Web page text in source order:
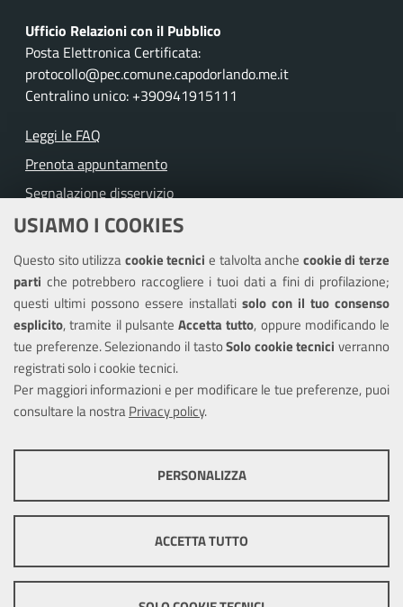
USIAMO I COOKIES
Questo sito utilizzacookie tecnicie talvolta anche cookie di terze
parti che potrebbero raccogliere i tuoi dati a fini di profilazione;
questi ultimi possono essere installati solo con il tuo consenso
esplicito, tramite il pulsante Accetta tutto, oppure modificando le
tue preferenze. Selezionando il tastoSolo cookie tecnici verranno
registrati solo i cookie tecnici.
Per maggiori informazioni e per modificare le tue preferenze, puoi
consultare la nostraPrivacy policy.
ottimale per ogni utente. Essi non raccolgono i tuoi dati e le tue
informazioni di navigazione per scopi di marketing e profilazione, e
pertanto possono essere utilizzati senza bisogno di acquisire il tuo
PERSONALIZZA
ACCETTA TUTTO
Ufficio Relazioni con il Pubblico
Posta Elettronica Certificata:
protocollo@pec.comune.capodorlando.me.it
Centralino unico: +390941915111
Leggi le FAQ
Prenota appuntamento
Segnalazione disservizio
Richiesta assistenza
Amministrazione trasparente
Informativa privacy
Note legali
Piano di miglioramento del sito
Dichiarazione di accessibilità
Mappa del sito Cookie policy
Sito